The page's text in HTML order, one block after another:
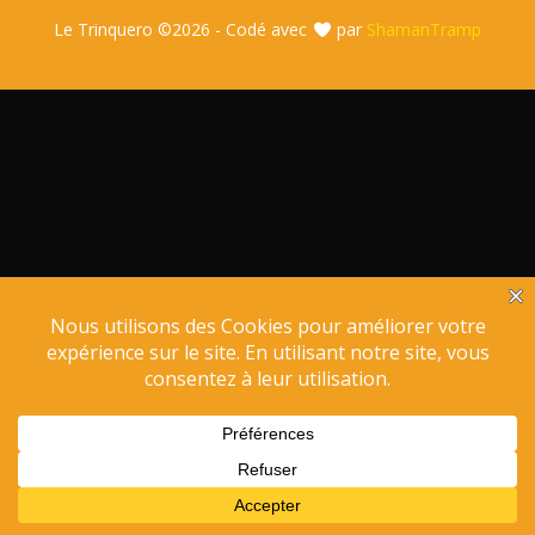
Le Trinquero ©2026 - Codé avec par ShamanTramp